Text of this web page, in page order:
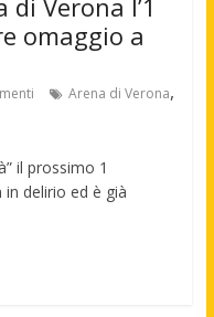
omaggio a
Arena di Verona,
il prossimo 1
in delirio ed è già